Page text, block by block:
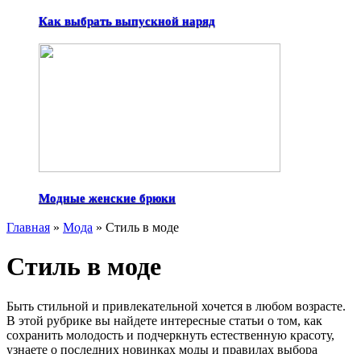
Как выбрать выпускной наряд
Модные женские брюки
Главная » Мода » Стиль в моде
Стиль в моде
Быть стильной и привлекательной хочется в любом возрасте.
В этой рубрике вы найдете интересные статьи о том, как
сохранить молодость и подчеркнуть естественную красоту,
узнаете о последних новинках моды и правилах выбора